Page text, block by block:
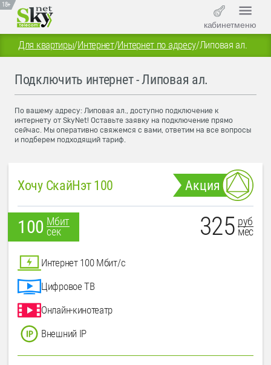
18+
кабинетменю
Для квартиры/Интернет/Интернет по адресу/Липовая ал.
Подключить интернет - Липовая ал.
По вашему адресу: Липовая ал., доступно подключение к
интернету от SkyNet! Оставьте заявку на подключение прямо
сейчас. Мы оперативно свяжемся с вами, ответим на все вопросы
и подберем подходящий тариф.
Хочу СкайНэт 100 Акция
100 Мбит
сек
325 руб
мес
Интернет 100 Мбит/с
Цифровое ТВ
Онлайн-кинотеатр
Внешний IP